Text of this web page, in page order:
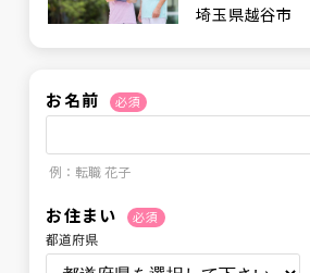
埼玉県越谷市
お名前 必須
例：転職 花子
お住まい 必須
都道府県